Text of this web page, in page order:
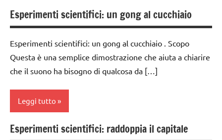
chimica
ARGOMENTI
PER ETA'
TUTTI GLI
ARTICOLI
fisica e
chimica
TUTTI GLI
ARGOMENTI
PER ETA'
ARTICOLI
classe
classi
1a-5a
3 ai
6
classe
1a
classe
2a
3a
classe
Esperimenti scientifici: un gong al cucchiaio
Esperimenti scientifici: un gong al cucchiaio . Scopo
Questa è una semplice dimostrazione che aiuta a chiarire
che il suono ha bisogno di qualcosa da […]
Leggi tutto
classe
Esperimenti scientifici: raddoppia il capitale